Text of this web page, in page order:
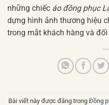
những chiếc áo đồng phục
dựng hình ảnh thương hiệu
trong mắt khách hàng và đối
Bài viết này được đăng trong Đồng